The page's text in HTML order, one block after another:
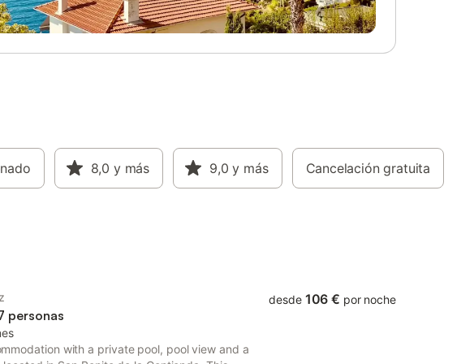
disfrutar del jardín, la terraza y la
barbacoa, o relajarse en la piscina exterior
de temporada con tumbonas. La
propiedad ofrece vistas a la montaña, al
fumadores en todas sus instalaciones. El
centro de la ciudad se encuentra a 4,5 km
y la zona es ideal para practicar
8,0 y más 9,0 y más Cancelación gratuita
personas
with a private pool, pool view and a
desde 106 € por noche